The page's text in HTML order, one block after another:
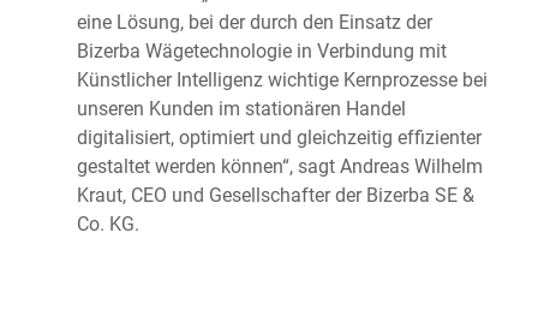
eine Lösung, bei der durch den Einsatz der
Bizerba Wägetechnologie in Verbindung mit
Künstlicher Intelligenz wichtige Kernprozesse bei
unseren Kunden im stationären Handel
digitalisiert, optimiert und gleichzeitig effizienter
gestaltet werden können“, sagt Andreas Wilhelm
Kraut, CEO und Gesellschafter der Bizerba SE &
Co. KG.